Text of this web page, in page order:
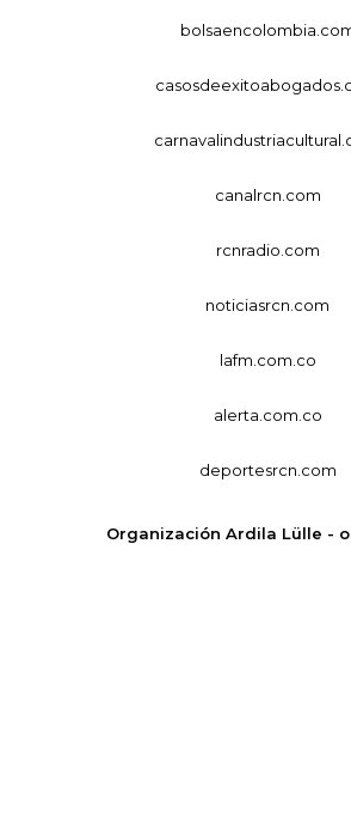
canalrcn.com
rcnradio.com
noticiasrcn.com
lafm.com.co
alerta.com.co
deportesrcn.com
Organización Ardila Lülle -